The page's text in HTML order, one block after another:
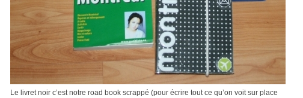
Le livret noir c’est notre road book scrappé (pour écrire tout ce qu’on voit sur place